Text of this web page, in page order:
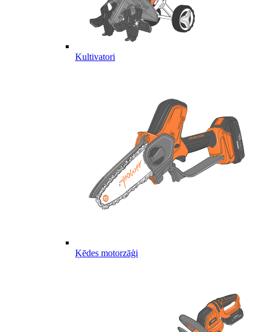
Kultivatori
Ķēdes motorzāģi